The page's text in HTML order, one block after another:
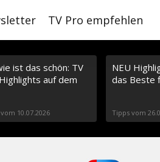
TV Pro empfehlen
ist das schön: TV
auf dem
10.07.2026
NEU
das Beste
Tipps vom